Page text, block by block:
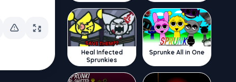
Heal Infected
Sprunkies
Sprunke All in One